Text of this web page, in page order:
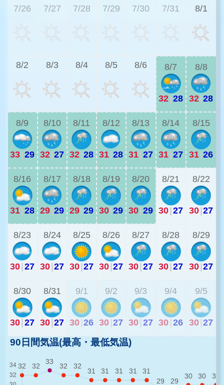
7/26 7/27 7/28 7/29 7/30 7/31 8/1
8/2 8/3 8/4 8/5 8/6 8/7
32 28
8/8
32 28
8/9
33 29
8/10
32 27
8/11
32 28
8/12
31 28
8/13
31 27
8/14
31 27
8/15
31 26
8/16
31 28
8/17
29 29
8/18
29 29
8/19
30 29
8/20
30 29
8/21
30 27
8/22
30 27
8/23
30 27
8/24
30 27
8/25
30 27
8/26
30 27
8/27
30 27
8/28
30 27
8/29
30 27
8/30
30 27
8/31
30 27
9/1
30 26
9/2
30 27
9/3
30 27
9/4
30 26
9/5
30 27
90日間気温(最高・最低気温)